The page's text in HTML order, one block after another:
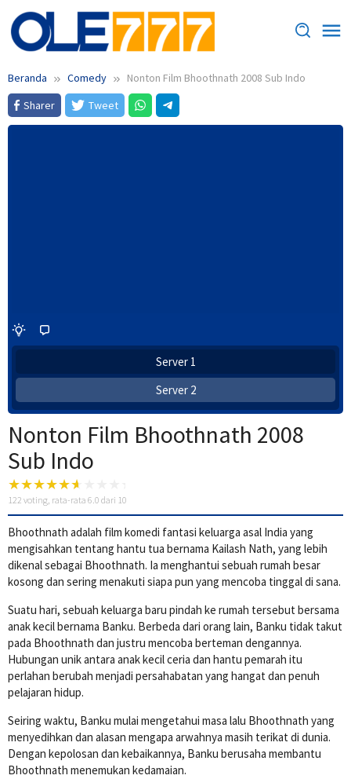
Loncat
ke
konten
Beranda Comedy
Nonton Film Bhoothnath 2008 Sub Indo
Sharer
Tweet
Server 1
Server 2
Nonton Film Bhoothnath 2008
Sub Indo
122 voting, rata-rata 6.0 dari 10
Bhoothnath adalah film komedi fantasi keluarga asal India yang
mengisahkan tentang hantu tua bernama Kailash Nath, yang lebih
dikenal sebagai Bhoothnath. Ia menghantui sebuah rumah besar
kosong dan sering menakuti siapa pun yang mencoba tinggal di sana.
Suatu hari, sebuah keluarga baru pindah ke rumah tersebut bersama
anak kecil bernama Banku. Berbeda dari orang lain, Banku tidak takut
pada Bhoothnath dan justru mencoba berteman dengannya.
Hubungan unik antara anak kecil ceria dan hantu pemarah itu
perlahan berubah menjadi persahabatan yang hangat dan penuh
pelajaran hidup.
Seiring waktu, Banku mulai mengetahui masa lalu Bhoothnath yang
menyedihkan dan alasan mengapa arwahnya masih terikat di dunia.
Dengan kepolosan dan kebaikannya, Banku berusaha membantu
Bhoothnath menemukan kedamaian.